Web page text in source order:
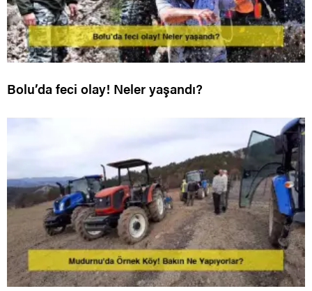
Bolu’da feci olay! Neler yaşandı?